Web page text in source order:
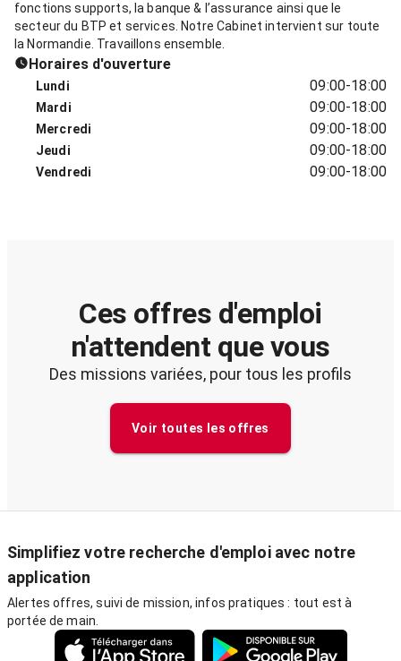
fonctions supports, la banque & l’assurance ainsi que le
secteur du BTP et services. Notre Cabinet intervient sur toute
la Normandie. Travaillons ensemble.
Horaires d'ouverture
Lundi 09:00-18:00
Mardi 09:00-18:00
Mercredi 09:00-18:00
Jeudi 09:00-18:00
Vendredi 09:00-18:00
Ces offres d'emploi
n'attendent que vous
Des missions variées, pour tous les profils
Voir toutes les offres
Simplifiez votre recherche d'emploi avec notre
application
Alertes offres, suivi de mission, infos pratiques : tout est à
portée de main.